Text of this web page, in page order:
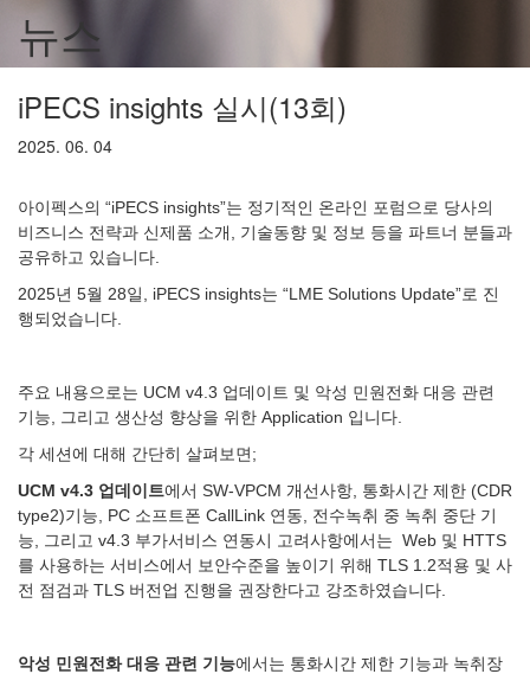
뉴스
iPECS insights 실시(13회)
2025. 06. 04
아이펙스의 “iPECS insights”는 정기적인 온라인 포럼으로 당사의
비즈니스 전략과 신제품 소개, 기술동향 및 정보 등을 파트너 분들과
공유하고 있습니다.
2025년 5월 28일, iPECS insights는 “LME Solutions Update”로 진
행되었습니다.
주요 내용으로는 UCM v4.3 업데이트 및 악성 민원전화 대응 관련
기능, 그리고 생산성 향상을 위한 Application 입니다.
각 세션에 대해 간단히 살펴보면;
UCM v4.3 업데이트에서 SW-VPCM 개선사항, 통화시간 제한 (CDR
type2)기능, PC 소프트폰 CallLink 연동, 전수녹취 중 녹취 중단 기
능, 그리고 v4.3 부가서비스 연동시 고려사항에서는 Web 및 HTTS
를 사용하는 서비스에서 보안수준을 높이기 위해 TLS 1.2적용 및 사
전 점검과 TLS 버전업 진행을 권장한다고 강조하였습니다.
악성 민원전화대응 관련 기능에서는 통화시간 제한 기능과 녹취장